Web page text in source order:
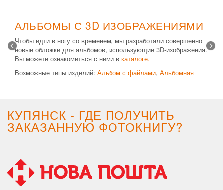
АЛЬБОМЫ С 3D ИЗОБРАЖЕНИЯМИ
Чтобы идти в ногу со временем, мы разработали совершенно
новые обложки для альбомов, использующие 3D-изображения.
Вы можете ознакомиться с ними в каталоге.
Возможные типы изделий: Альбом с файлами, Альбомная
КУПЯНСК - ГДЕ ПОЛУЧИТЬ
ЗАКАЗАННУЮ ФОТОКНИГУ?